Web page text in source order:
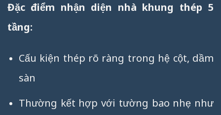
Đặc điểm nhận diện nhà khung thép 5
tầng:
Cấu kiện thép rõ ràng trong hệ cột, dầm
sàn
Thường kết hợp với tường bao nhẹ như